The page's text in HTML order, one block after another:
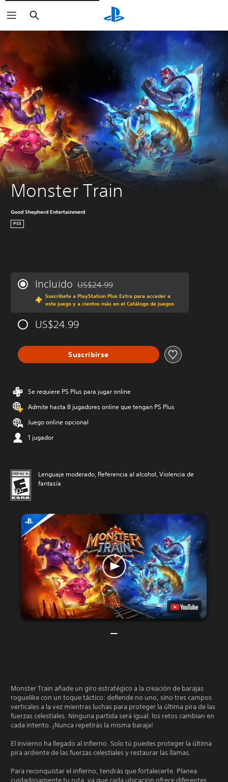
Buscar
Monster Train
Good Shepherd Entertainment
PS5
Incluido Rebajado del precio original de US$24.99
US$24.99
Suscríbete a PlayStation Plus Extra para acceder a
este juego y a cientos más en el Catálogo de juegos
US$24.99
Suscribirse
Se requiere PS Plus para jugar online
Admite hasta 8 jugadores online que tengan PS Plus
Juego online opcional
1 jugador
Lenguaje moderado, Referencia al alcohol, Violencia de
fantasía
Monster Train añade un giro estratégico a la creación de barajas
roguelike con un toque táctico: defiende no uno, sino tres campos
verticales a la vez mientras luchas para proteger la última pira de las
fuerzas celestiales. Ninguna partida será igual: los retos cambian en
cada intento. ¡Nunca repetirás la misma baraja!
El invierno ha llegado al infierno. Solo tú puedes proteger la última
pira ardiente de las fuerzas celestiales y restaurar las llamas.
Para reconquistar el infierno, tendrás que fortalecerte. Planea
cuidadosamente tu ruta, ya que cada ubicación ofrece diferentes